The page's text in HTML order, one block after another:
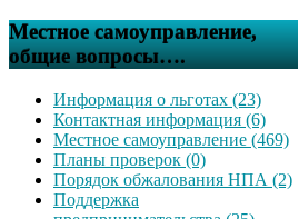
Местное самоуправление,
общие вопросы….
Информация о льготах (23)
Контактная информация (6)
Местное самоуправление (469)
Планы проверок (0)
Порядок обжалования НПА (2)
Поддержка